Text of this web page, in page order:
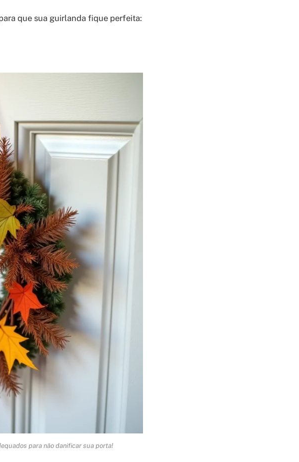
que sua guirlanda fique perfeita:
para não danificar sua porta!